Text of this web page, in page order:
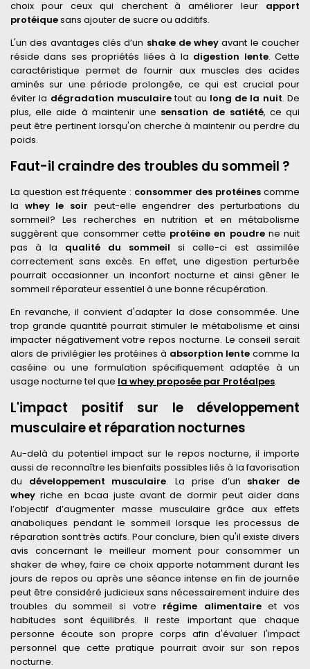
choix pour ceux qui cherchent à améliorer leur apport
protéiquesans ajouter de sucre ou additifs.
L'un des avantages clés d’un shake de whey avant le coucher
réside dans ses propriétés liées à la digestion lente. Cette
caractéristique permet de fournir aux muscles des acides
aminés sur une période prolongée, ce qui est crucial pour
éviter la dégradation musculairetout au long de la nuit. De
plus, elle aide à maintenir une sensation de satiété, ce qui
peut être pertinent lorsqu'on cherche à maintenir ou perdre du
poids.
Faut-il craindre des troubles du sommeil ?
La question est fréquente : consommer des protéines comme
la whey le soir peut-elle engendrer des perturbations du
sommeil? Les recherches en nutrition et en métabolisme
suggèrent que consommer cette protéine en poudrene nuit
pas à la qualité du sommeil si celle-ci est assimilée
correctement sans excès. En effet, une digestion perturbée
pourrait occasionner un inconfort nocturne et ainsi gêner le
sommeil réparateur essentiel à une bonne récupération.
En revanche, il convient d'adapter la dose consommée. Une
trop grande quantité pourrait stimuler le métabolisme et ainsi
impacter négativement votre repos nocturne. Le conseil serait
alors de privilégier les protéines à absorption lente comme la
caséine ou une formulation spécifiquement adaptée à un
usage nocturne tel que la whey proposée par Protéalpes.
L'impact positif sur le développement
musculaire et réparation nocturnes
Au-delà du potentiel impact sur le repos nocturne, il importe
aussi de reconnaître les bienfaits possibles liés à la favorisation
du développement musculaire. La prise d’un shaker de
whey riche en bcaa juste avant de dormir peut aider dans
l’objectif d’augmenter masse musculaire grâce aux effets
anaboliques pendant le sommeil lorsque les processus de
réparation sont très actifs. Pour conclure, bien qu'il existe divers
avis concernant le meilleur moment pour consommer un
shaker de whey, faire ce choix apporte notamment durant les
jours de repos ou après une séance intense en fin de journée
peut être considéré judicieux sans nécessairement induire des
troubles du sommeil si votre régime alimentaireet vos
habitudes sont équilibrés. Il reste important que chaque
personne écoute son propre corps afin d'évaluer l'impact
personnel que cette pratique pourrait avoir sur son repos
nocturne.